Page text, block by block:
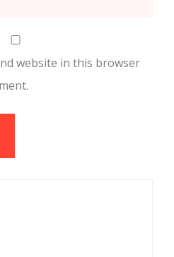
website in this browser